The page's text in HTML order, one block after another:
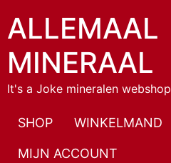
ALLEMAAL
MINERAAL
It's a Joke mineralen webshop
SHOP WINKELMAND
MIJN ACCOUNT